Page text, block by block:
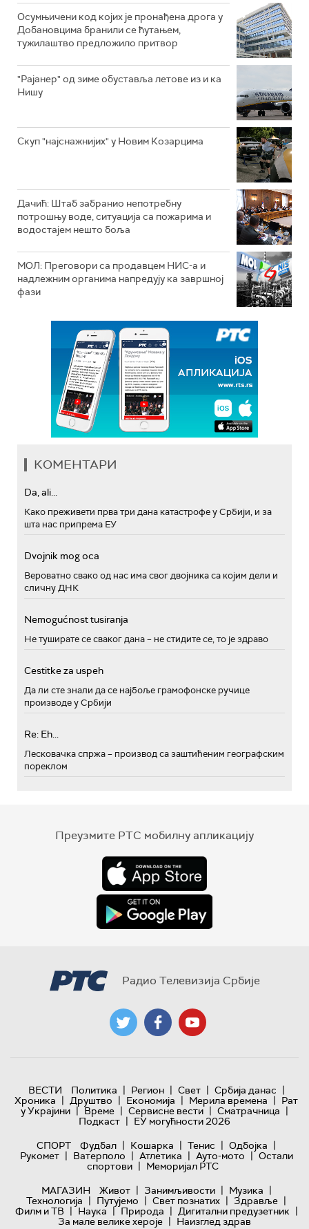
Осумњичени код којих је пронађена дрога у
Добановцима бранили се ћутањем,
тужилаштво предложило притвор
"Рајанер" од зиме обуставља летове из и ка
Нишу
Скуп "најснажнијих" у Новим Козарцима
Дачић: Штаб забранио непотребну
потрошњу воде, ситуација са пожарима и
водостајем нешто боља
МОЛ: Преговори са продавцем НИС-а и
надлежним органима напредују ка завршној
фази
КОМЕНТАРИ
Da, ali...
Како преживети прва три дана катастрофе у Србији, и за
шта нас припрема ЕУ
Dvojnik mog oca
Вероватно свако од нас има свог двојника са којим дели и
сличну ДНК
Nemogućnost tusiranja
Не туширате се сваког дана – не стидите се, то је здраво
Cestitke za uspeh
Да ли сте знали да се најбоље грамофонске ручице
производе у Србији
Re: Eh...
Лесковачка спржа – производ са заштићеним географским
пореклом
Преузмите РТС мобилну апликацију
Радио Телевизија Србије
ВЕСТИ Политика | Регион | Свет | Србија данас |
Хроника | Друштво | Економија | Мерила времена | Рат
у Украјини | Време | Сервисне вести | Сматрачница |
Подкаст | ЕУ могућности 2026
СПОРТ
Фудбал | Кошарка | Тенис | Одбојка |
Рукомет | Ватерполо | Атлетика | Ауто-мото | Остали
спортови | Меморијал РТС
МАГАЗИН
Живот | Занимљивости | Музика |
Технологијa | Путујемо | Свет познатих | Здравље |
Филм и ТВ | Наука | Природа | Дигитални предузетник |
За мале велике хероје | Наизглед здрав